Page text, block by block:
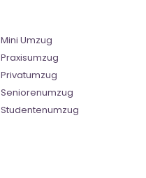
Mini Umzug
Praxisumzug
Privatumzug
Seniorenumzug
Studentenumzug